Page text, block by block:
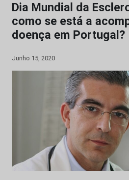
Dia Mundial da
como se está a
doença em Portugal?
Junho 15, 2020